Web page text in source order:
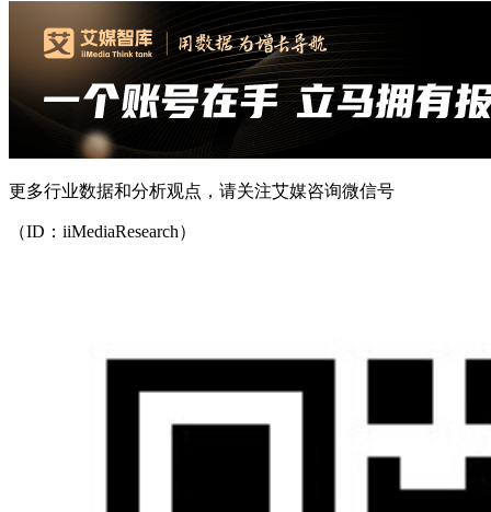
更多行业数据和分析观点，请关注艾媒咨询微信号
（ID：iiMediaResearch）